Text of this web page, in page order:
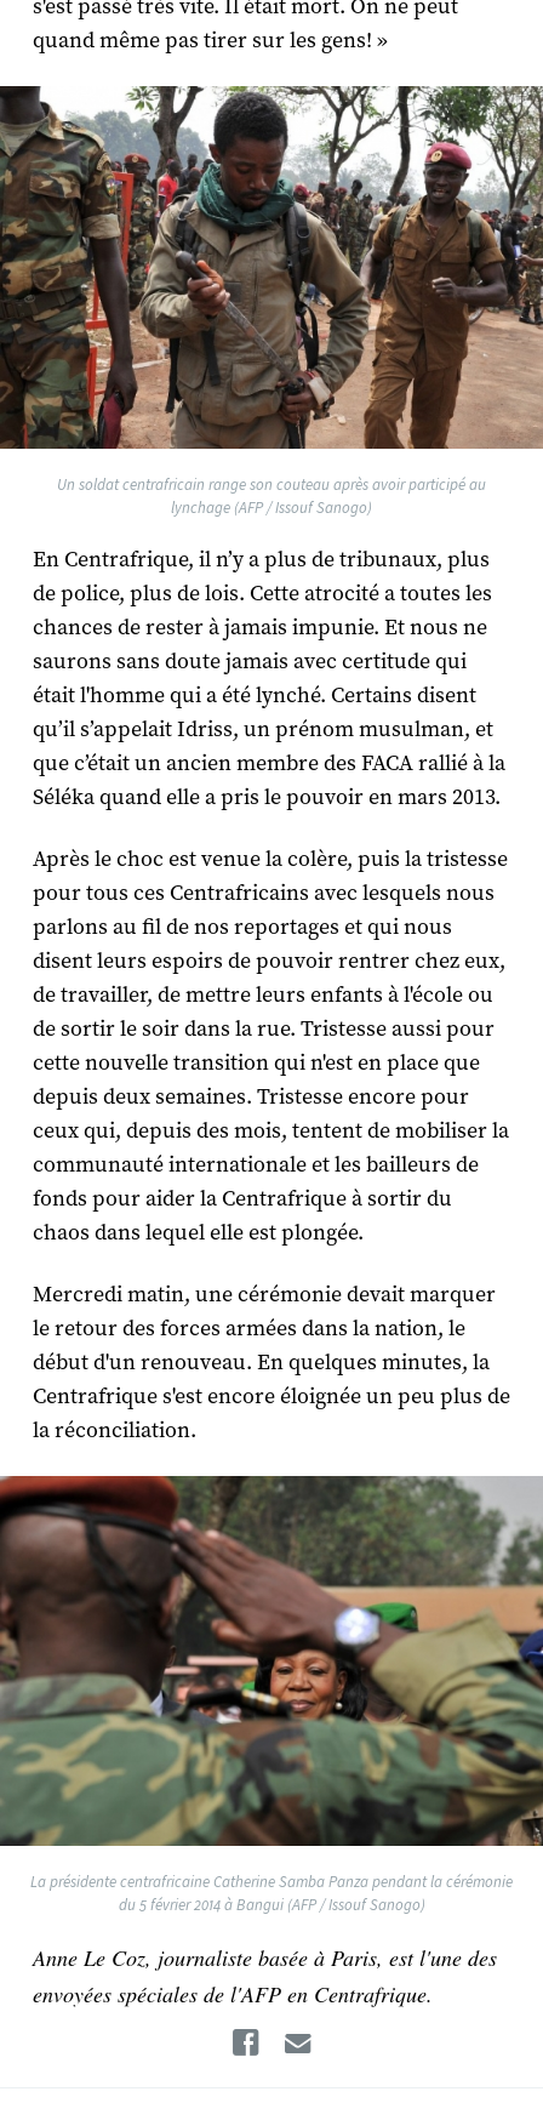
s'est passé très vite. Il était mort. On ne peut
quand même pas tirer sur les gens! »
Un soldat centrafricain range son couteau après avoir participé au
lynchage (AFP / Issouf Sanogo)
En Centrafrique, il n’y a plus de tribunaux, plus
de police, plus de lois. Cette atrocité a toutes les
chances de rester à jamais impunie. Et nous ne
saurons sans doute jamais avec certitude qui
était l'homme qui a été lynché. Certains disent
qu’il s’appelait Idriss, un prénom musulman, et
que c’était un ancien membre des FACA rallié à la
Séléka quand elle a pris le pouvoir en mars 2013.
Après le choc est venue la colère, puis la tristesse
pour tous ces Centrafricains avec lesquels nous
parlons au fil de nos reportages et qui nous
disent leurs espoirs de pouvoir rentrer chez eux,
de travailler, de mettre leurs enfants à l'école ou
de sortir le soir dans la rue. Tristesse aussi pour
cette nouvelle transition qui n'est en place que
depuis deux semaines. Tristesse encore pour
ceux qui, depuis des mois, tentent de mobiliser la
communauté internationale et les bailleurs de
fonds pour aider la Centrafrique à sortir du
chaos dans lequel elle est plongée.
Mercredi matin, une cérémonie devait marquer
le retour des forces armées dans la nation, le
début d'un renouveau. En quelques minutes, la
Centrafrique s'est encore éloignée un peu plus de
la réconciliation.
La présidente centrafricaine Catherine Samba Panza pendant la cérémonie
du 5 février 2014 à Bangui (AFP / Issouf Sanogo)
Anne Le Coz, journaliste basée à Paris, est l'une des
envoyées spéciales de l'AFP en Centrafrique.
Facebook